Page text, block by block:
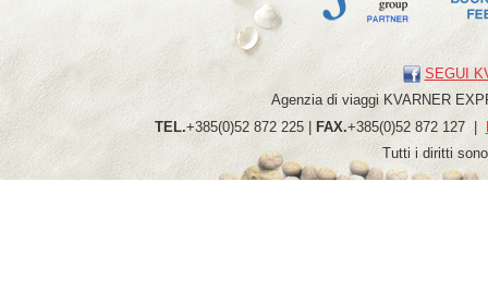
SEGUI
Agenzia di viaggi KVARNER
TEL.+385(0)52 872 225 | FAX.+385(0)52 872 127 |
Tutti i diritti